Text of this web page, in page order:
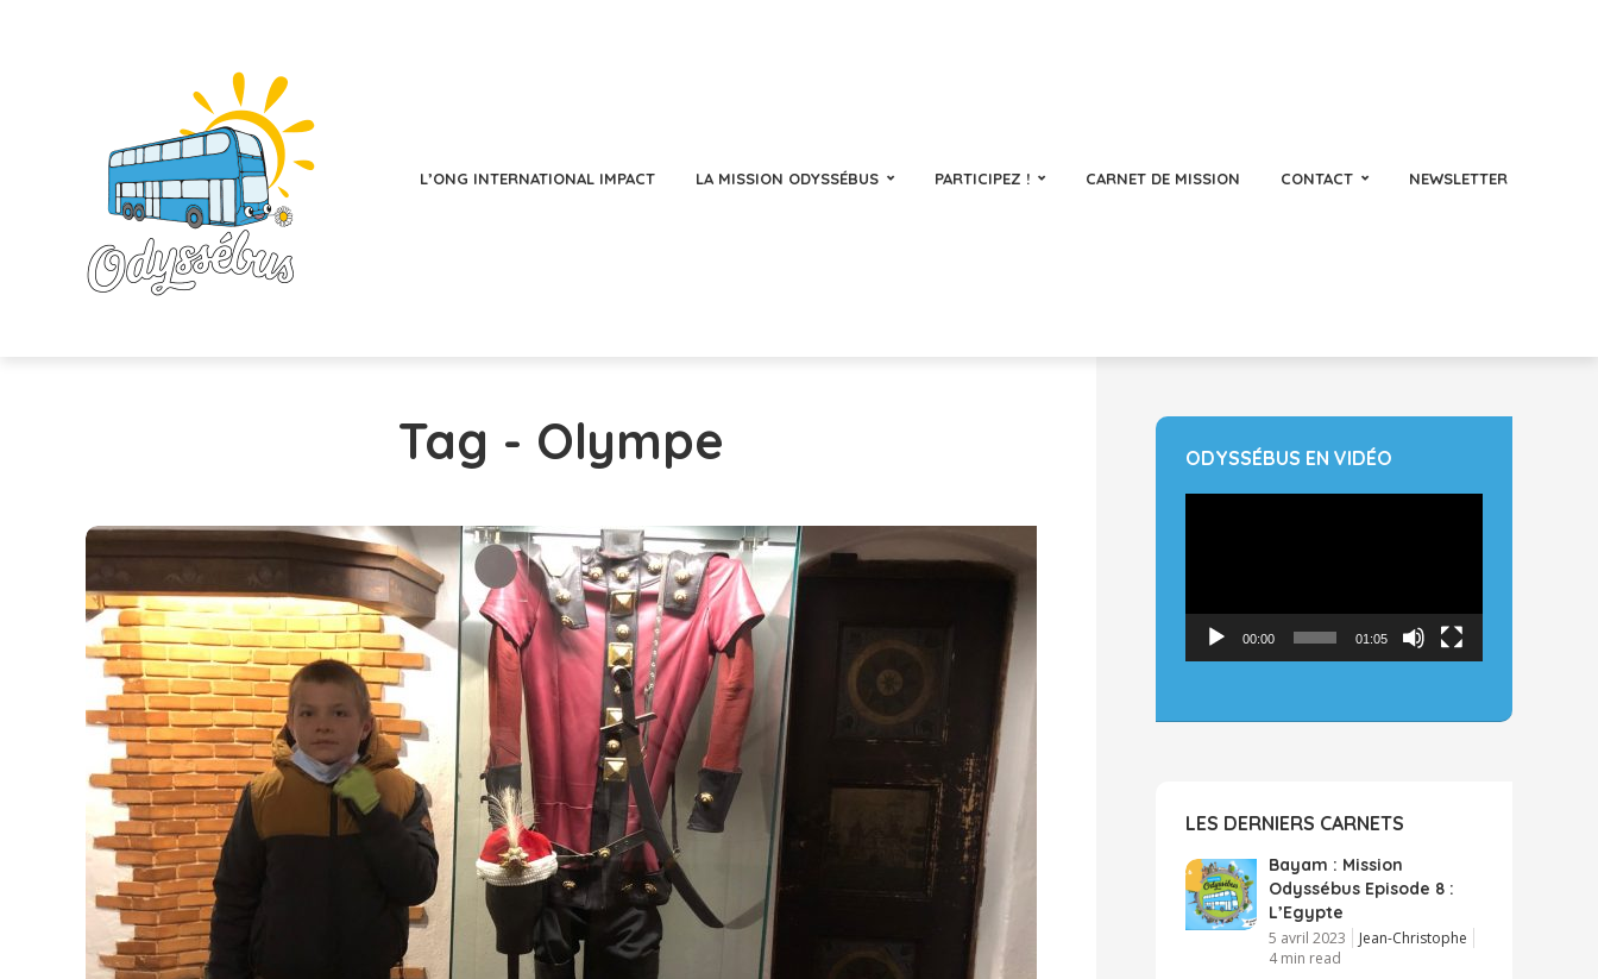
L’ONG INTERNATIONAL IMPACT LA MISSION ODYSSÉBUS PARTICIPEZ ! CARNET DE MISSION CONTACT NEWSLETTER
Tag - Olympe ODYSSÉBUS EN VIDÉO
00:00 01:05
LES DERNIERS CARNETS
Bayam : Mission
Odyssébus Episode 8 :
L’Egypte
5 avril 2023
Jean-Christophe
4 min read